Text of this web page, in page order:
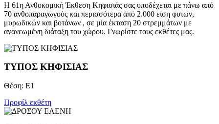
Η 61η Ανθοκομική Έκθεση Κηφισιάς σας υποδέχεται με πάνω από
70 ανθοπαραγωγούς και περισσότερα από 2.000 είση φυτών,
μυρωδικών και βοτάνων , σε μία έκταση 20 στρεμμάτων με
ανανεωμένη διάταξη του χώρου. Γνωρίστε τους εκθέτες μας.
TYΠΟΣ ΚΗΦΙΣΙΑΣ
Θέση: Ε1
Προφίλ εκθέτη